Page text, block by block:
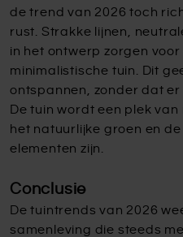
de trend van 2026 toch
rust. Strakke lijnen,
in het ontwerp zorgen voor
minimalistische tuin. Dit
ontspannen, zonder dat er
De tuin wordt een plek
het natuurlijke groen en
elementen zijn.
Conclusie
De tuintrends van 2026
samenleving die steeds